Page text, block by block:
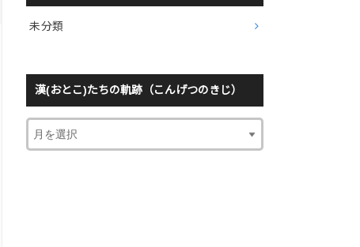
未分類
漢(おとこ)たちの軌跡（こんげつのきじ）